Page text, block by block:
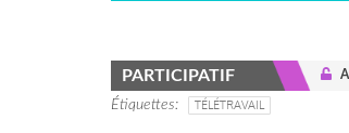
PARTICIPATIF
Étiquettes TÉLÉTRAVAIL